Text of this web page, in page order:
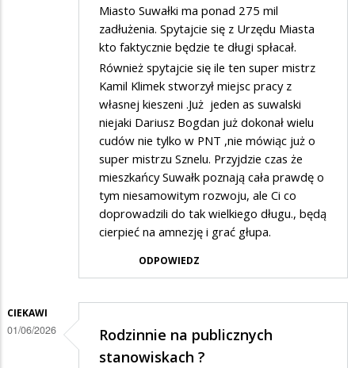
Miasto Suwałki ma ponad 275 mil
zadłużenia. Spytajcie się z Urzędu Miasta
kto faktycznie będzie te długi spłacał.
Również spytajcie się ile ten super mistrz
Kamil Klimek stworzył miejsc pracy z
własnej kieszeni .Już jeden as suwalski
niejaki Dariusz Bogdan już dokonał wielu
cudów nie tylko w PNT ,nie mówiąc już o
super mistrzu Sznelu. Przyjdzie czas że
mieszkańcy Suwałk poznają cała prawdę o
tym niesamowitym rozwoju, ale Ci co
doprowadzili do tak wielkiego długu., będą
cierpieć na amnezję i grać głupa.
ODPOWIEDZ
CIEKAWI
01/06/2026
Rodzinnie na publicznych
stanowiskach ?